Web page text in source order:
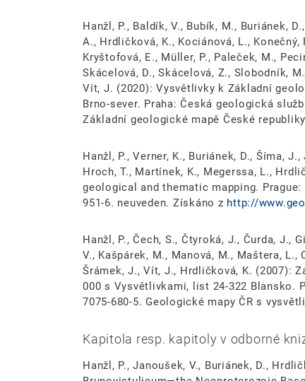
Hanžl, P., Baldík, V., Bubík, M., Buriánek,
A., Hrdličková, K., Kociánová, L., Konečný,
Kryštofová, E., Müller, P., Paleček, M.,
Skácelová, D., Skácelová, Z., Slobodník,
Vít, J. (2020): Vysvětlivky k Základní
Brno-sever. Praha: Česká geologická
Základní geologické mapě České
Hanžl, P., Verner, K., Buriánek, D., Šíma,
Hroch, T., Martínek, K., Megerssa, L.,
geological and thematic mapping. Prague:
951-6. neuveden. Získáno z http://
Hanžl, P., Čech, S., Čtyroká, J., Čurda, J.,
V., Kašpárek, M., Manová, M., Maštera, L.,
Šrámek, J., Vít, J., Hrdličková, K. (2007):
000 s Vysvětlivkami, list 24-322 Blansko.
7075-680-5. Geologické mapy ČR s
Kapitola resp. kapitoly v odborné
Hanžl, P., Janoušek, V., Buriánek, D.,